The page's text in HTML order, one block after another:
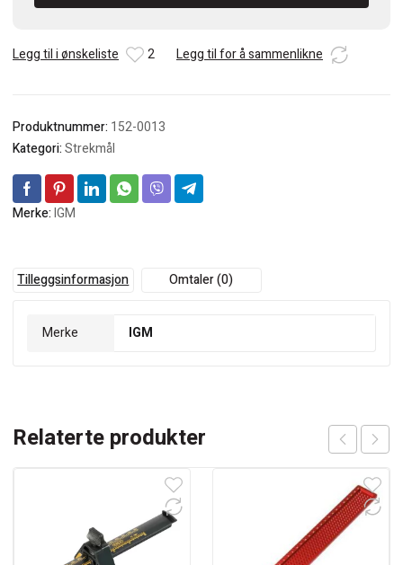
Legg til i ønskeliste 2 Legg til for å sammenlikne
Produktnummer: 152-0013
Kategori:Strekmål
Merke:IGM
Tilleggsinformasjon Omtaler (0)
Merke IGM
Relaterte produkter